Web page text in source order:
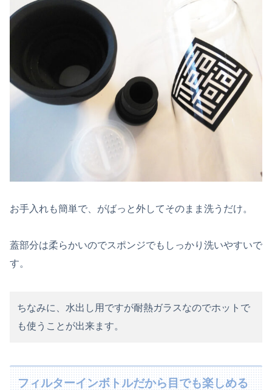
お手入れも簡単で、がばっと外してそのまま洗うだけ。
蓋部分は柔らかいのでスポンジでもしっかり洗いやすいで
す。
ちなみに、水出し用ですが耐熱ガラスなのでホットで
も使うことが出来ます。
フィルターインボトルだから目でも楽しめる